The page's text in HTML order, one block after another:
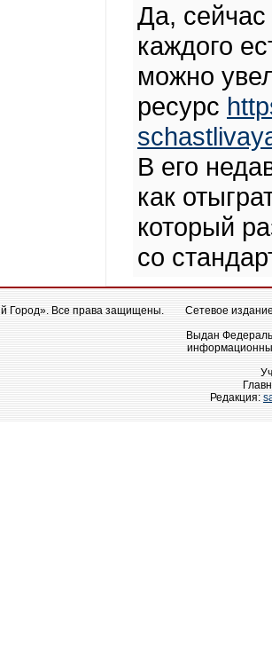
Да,
каждого
можно
ресурс
В его
как
который
со
Город». Все права защищены.
Сетевое
Выдан
Редакция: